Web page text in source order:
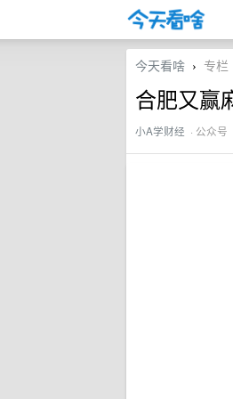
今天看啥 › 专栏
合肥又赢
小A学财经 · 公众号